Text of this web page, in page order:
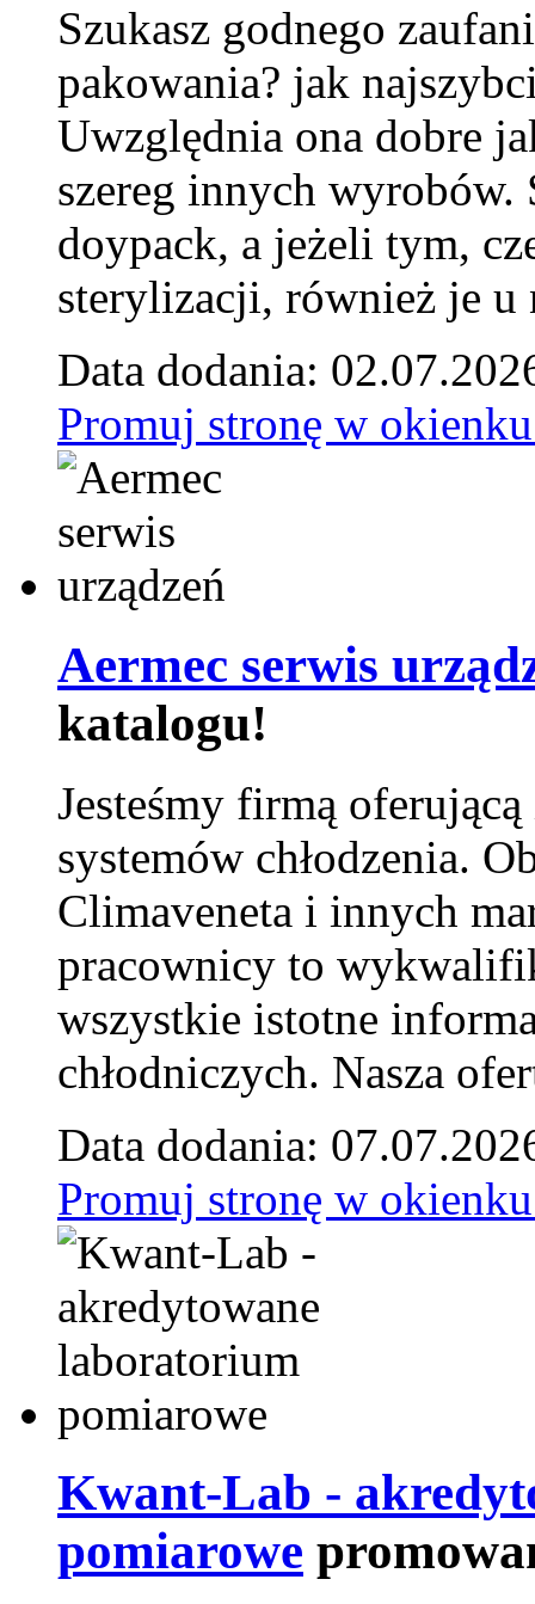
Szukasz godnego
pakowania? jak
Uwzględnia ona dobre
szereg innych
doypack, a jeżeli tym,
sterylizacji, również je u
Data dodania:
Promuj stronę w
Aermec serwis
katalogu!
Jesteśmy firmą
systemów chłodzenia.
Climaveneta i innych
pracownicy to
wszystkie istotne
chłodniczych. Nasza
Data dodania:
Promuj stronę w
Kwant-Lab -
pomiarowe